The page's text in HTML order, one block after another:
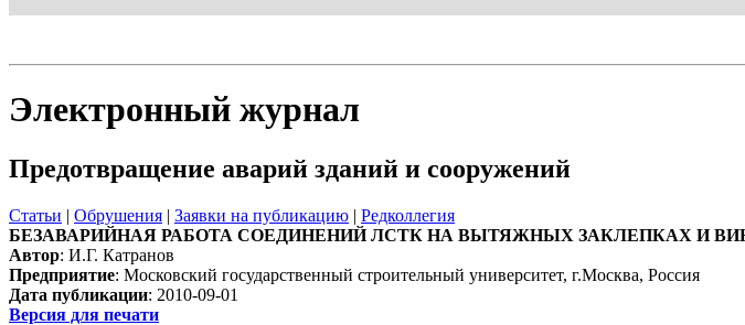
Электронный журнал
Предотвращение аварий зданий и сооружений
Статьи | Обрушения | Заявки на публикацию | Редколлегия
БЕЗАВАРИЙНАЯ РАБОТА СОЕДИНЕНИЙ ЛСТК НА ВЫТЯЖНЫХ ЗАКЛЕПКАХ И
Автор: И.Г. Катранов
Предприятие: Московский государственный строительный университет, г.Москва, Россия
Дата публикации: 2010-09-01
Версия для печати